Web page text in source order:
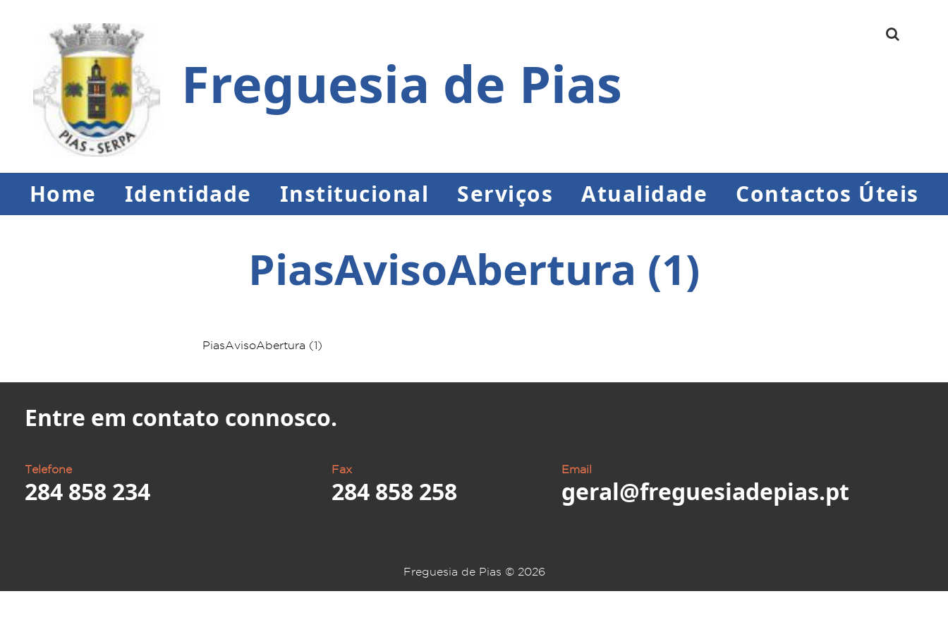
Freguesia de Pias
Home Identidade Institucional Serviços Atualidade Contactos Úteis
PiasAvisoAbertura (1)
PiasAvisoAbertura (1)
Entre em contato connosco.
Telefone
284 858 234
Fax
284 858 258
Email
geral@freguesiadepias.pt
Freguesia de Pias © 2026